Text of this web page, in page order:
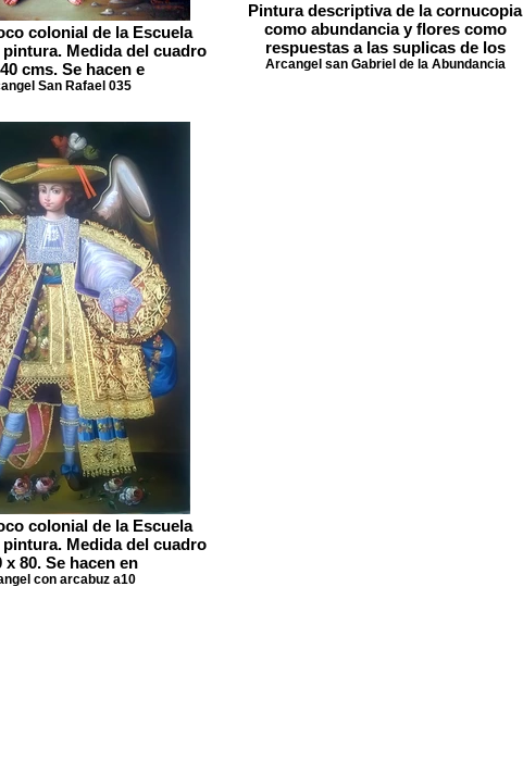
colonial de la Escuela
Medida del cuadro
cms. Se hacen e
San Rafael 035
Pintura descriptiva de la cornucopia
como abundancia y flores como
respuestas a las suplicas de los
Arcangel san Gabriel de la Abundancia
colonial de la Escuela
Medida del cuadro
x 80. Se hacen en
con arcabuz a10